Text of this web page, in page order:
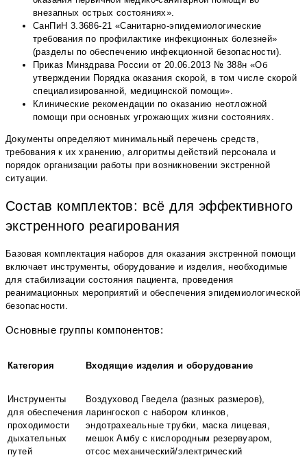
внезапных острых состояниях».
СанПиН 3.3686-21 «Санитарно-эпидемиологические
требования по профилактике инфекционных болезней»
(разделы по обеспечению инфекционной безопасности).
Приказ Минздрава России от 20.06.2013 № 388н «Об
утверждении Порядка оказания скорой, в том числе скорой
специализированной, медицинской помощи».
Клинические рекомендации по оказанию неотложной
помощи при основных угрожающих жизни состояниях.
Документы определяют минимальный перечень средств,
требования к их хранению, алгоритмы действий персонала и
порядок организации работы при возникновении экстренной
ситуации.
Состав комплектов: всё для эффективного
экстренного реагирования
Базовая комплектация наборов для оказания экстренной помощи
включает инструменты, оборудование и изделия, необходимые
для стабилизации состояния пациента, проведения
реанимационных мероприятий и обеспечения эпидемиологической
безопасности.
Основные группы компонентов:
Категория Входящие изделия и оборудование
Инструменты
для обеспечения
проходимости
дыхательных
путей
Воздуховод Гведела (разных размеров),
ларингоскоп с набором клинков,
эндотрахеальные трубки, маска лицевая,
мешок Амбу с кислородным резервуаром,
отсос механический/электрический